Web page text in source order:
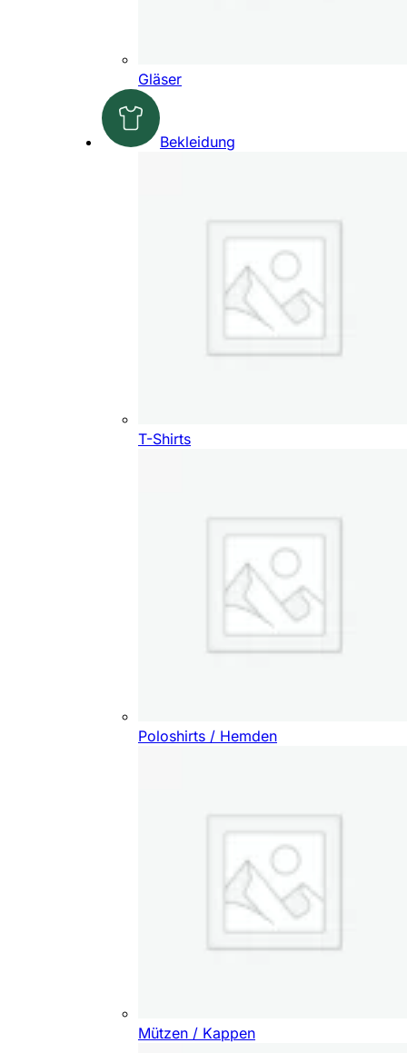
Gläser
Bekleidung
T-Shirts
Poloshirts / Hemden
Mützen / Kappen